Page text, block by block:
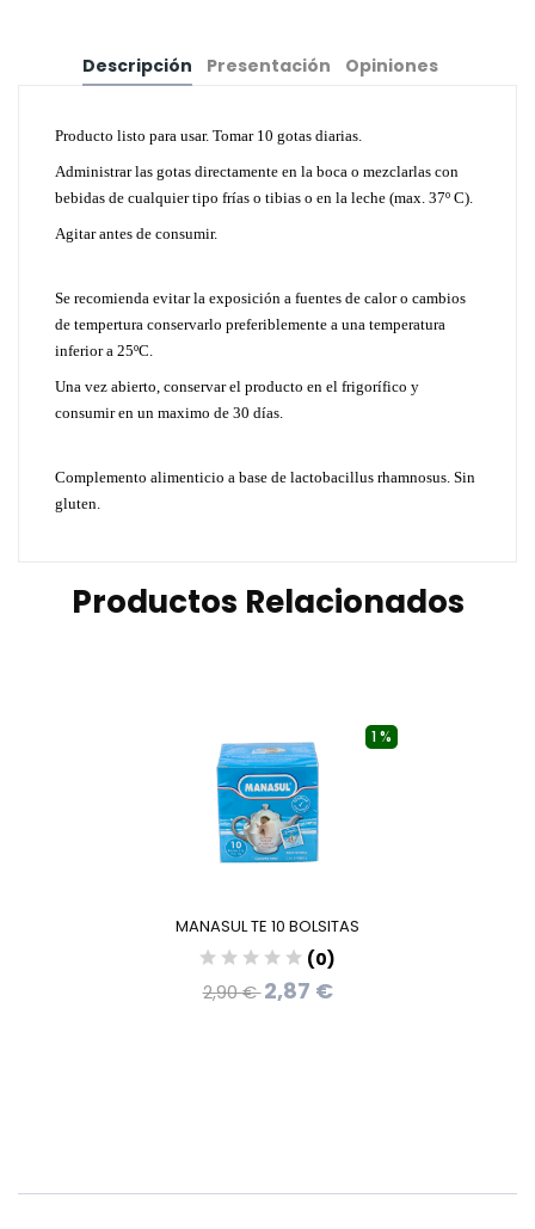
Descripción Presentación Opiniones
Producto listo para usar. Tomar 10 gotas diarias.
Administrar las gotas directamente en la boca o mezclarlas con
bebidas de cualquier tipo frías o tibias o en la leche (max. 37º C).
Agitar antes de consumir.
Se recomienda evitar la exposición a fuentes de calor o cambios
de tempertura conservarlo preferiblemente a una temperatura
inferior a 25ºC.
Una vez abierto, conservar el producto en el frigorífico y
consumir en un maximo de 30 días.
Complemento alimenticio a base de lactobacillus rhamnosus. Sin
gluten.
Productos Relacionados
1 %
MANASUL TE 10 BOLSITAS
(0)
2,90 €2,87 €